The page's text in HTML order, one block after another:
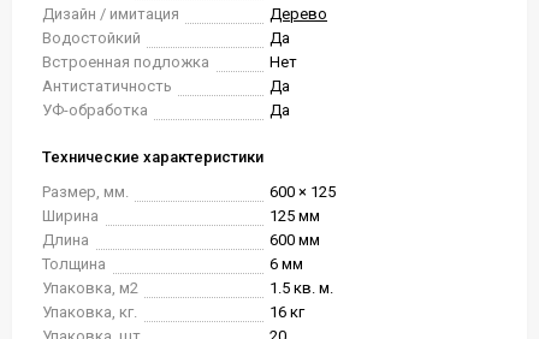
Дизайн / имитация
Дерево
Водостойкий
Да
Встроенная подложка
Нет
Антистатичность
Да
УФ-обработка
Да
Технические характеристики
Размер, мм.
600 × 125
Ширина
125 мм
Длина
600 мм
Толщина
6 мм
Упаковка, м2
1.5 кв. м.
Упаковка, кг.
16 кг